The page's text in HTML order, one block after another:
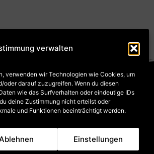
verwalten
verwenden wir Technologien wie Cookies, um
darauf zuzugreifen. Wenn du diesen
wie das Surfverhalten oder eindeutige IDs
deine Zustimmung nicht erteilst oder
und Funktionen beeinträchtigt werden.
Einstellungen
des Lieferlandes.